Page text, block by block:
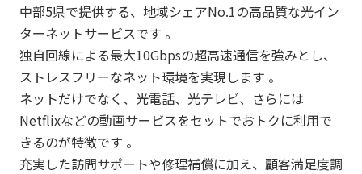
中部5県で提供する、地域シェアNo.1の高品質な光イン
ターネットサービスです 。
独自回線による最大10Gbpsの超高速通信を強みとし、
ストレスフリーなネット環境を実現します 。
ネットだけでなく、光電話、光テレビ、さらには
Netflixなどの動画サービスをセットでおトクに利用で
きるのが特徴です 。
充実した訪問サポートや修理補償に加え、顧客満足度調